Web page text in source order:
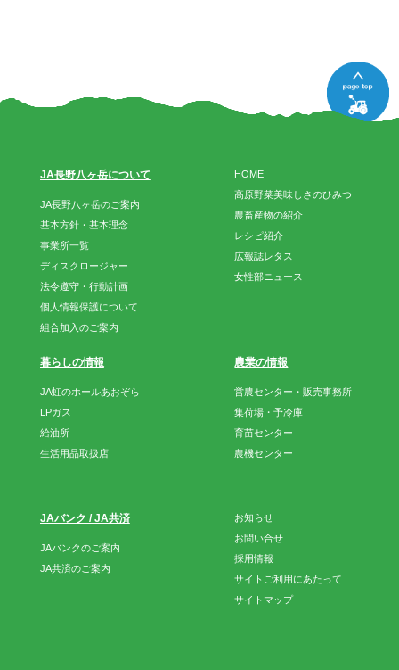
HOME
高原野菜美味しさのひみつ
農畜産物の紹介
レシピ紹介
広報誌レタス
女性部ニュース
JA長野八ヶ岳について
JA長野八ヶ岳のご案内
基本方針・基本理念
事業所一覧
ディスクロージャー
法令遵守・行動計画
個人情報保護について
組合加入のご案内
暮らしの情報
JA虹のホールあおぞら
LPガス
給油所
生活用品取扱店
農業の情報
営農センター・販売事務所
集荷場・予冷庫
育苗センター
農機センター
JAバンク / JA共済
JAバンクのご案内
JA共済のご案内
お知らせ
お問い合せ
採用情報
サイトご利用にあたって
サイトマップ